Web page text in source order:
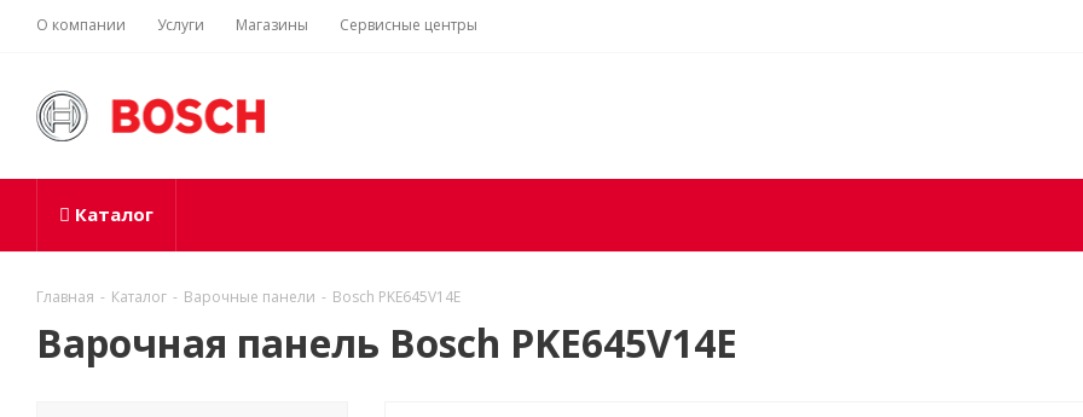
О компании Услуги Магазины Сервисные центры
Каталог
Главная - Каталог - Варочные панели - Bosch PKE645V14E
Варочная панель Bosch PKE645V14E